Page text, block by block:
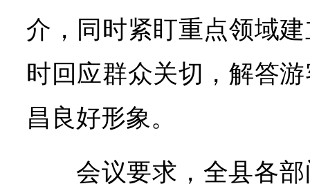
介，同时紧盯重点领域
时回应群众关切，解答
昌良好形象。
会议要求，全县各